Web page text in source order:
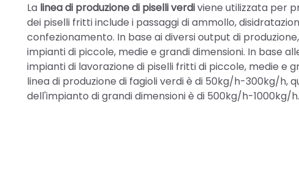
La linea di produzione di piselli verdiviene utilizzata per
dei piselli fritti include i passaggi di ammollo,
confezionamento. In base ai diversi output di
impianti di piccole, medie e grandi dimensioni. In base
impianti di lavorazione di piselli fritti di piccole, medie e
linea di produzione di fagioli verdi è di 50kg/h-300kg/h,
dell'impianto di grandi dimensioni è di 500kg/h-1000kg/h.